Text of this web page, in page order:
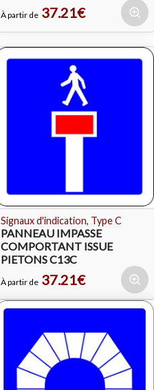
À partir de 37.21€
Signaux d'indication, Type C
PANNEAU IMPASSE
COMPORTANT ISSUE
PIETONS C13C
À partir de 37.21€